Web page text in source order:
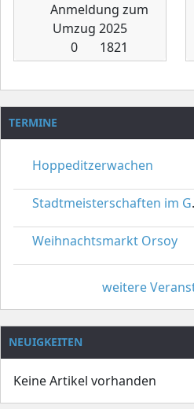
Anmeldung zum
Umzug 2025
0
1821
TERMINE
Hoppeditzerwachen
Stadtmeisterschaften im Gardetanz
Weihnachtsmarkt Orsoy
weitere
NEUIGKEITEN
Keine Artikel vorhanden